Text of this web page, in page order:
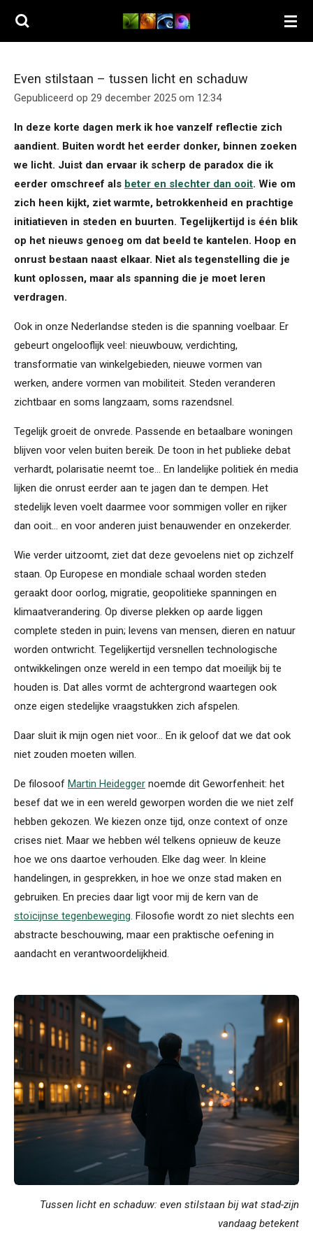
Ga
de
hoofdinhoud
Even stilstaan – tussen licht en schaduw
Gepubliceerd op 29 december 2025 om 12:34
In deze korte dagen merk ik hoe vanzelf reflectie zich
aandient. Buiten wordt het eerder donker, binnen zoeken
we licht. Juist dan ervaar ik scherp de paradox die ik
eerder omschreef als beter en slechter dan ooit. Wie om
zich heen kijkt, ziet warmte, betrokkenheid en prachtige
initiatieven in steden en buurten. Tegelijkertijd is één blik
op het nieuws genoeg om dat beeld te kantelen. Hoop en
onrust bestaan naast elkaar. Niet als tegenstelling die je
kunt oplossen, maar als spanning die je moet leren
verdragen.
Ook in onze Nederlandse steden is die spanning voelbaar. Er
gebeurt ongelooflijk veel: nieuwbouw, verdichting,
transformatie van winkelgebieden, nieuwe vormen van
werken, andere vormen van mobiliteit. Steden veranderen
zichtbaar en soms langzaam, soms razendsnel.
Tegelijk groeit de onvrede. Passende en betaalbare woningen
blijven voor velen buiten bereik. De toon in het publieke debat
verhardt, polarisatie neemt toe... En landelijke politiek én media
lijken die onrust eerder aan te jagen dan te dempen. Het
stedelijk leven voelt daarmee voor sommigen voller en rijker
dan ooit... en voor anderen juist benauwender en onzekerder.
Wie verder uitzoomt, ziet dat deze gevoelens niet op zichzelf
staan. Op Europese en mondiale schaal worden steden
geraakt door oorlog, migratie, geopolitieke spanningen en
klimaatverandering. Op diverse plekken op aarde liggen
complete steden in puin; levens van mensen, dieren en natuur
worden ontwricht. Tegelijkertijd versnellen technologische
ontwikkelingen onze wereld in een tempo dat moeilijk bij te
houden is. Dat alles vormt de achtergrond waartegen ook
onze eigen stedelijke vraagstukken zich afspelen.
Daar sluit ik mijn ogen niet voor... En ik geloof dat we dat ook
niet zouden moeten willen.
De filosoof Martin Heidegger noemde dit Geworfenheit: het
besef dat we in een wereld geworpen worden die we niet zelf
hebben gekozen. We kiezen onze tijd, onze context of onze
crises niet. Maar we hebben wél telkens opnieuw de keuze
hoe we ons daartoe verhouden. Elke dag weer. In kleine
handelingen, in gesprekken, in hoe we onze stad maken en
gebruiken. En precies daar ligt voor mij de kern van de
stoïcijnse tegenbeweging. Filosofie wordt zo niet slechts een
abstracte beschouwing, maar een praktische oefening in
aandacht en verantwoordelijkheid.
Tussen licht en schaduw: even stilstaan bij wat stad-zijn
vandaag betekent